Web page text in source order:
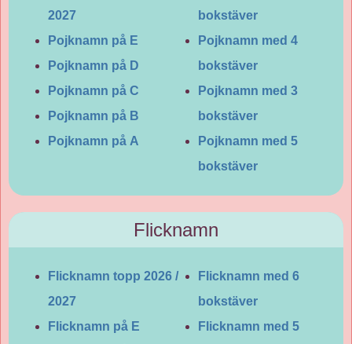
2027
Pojknamn på E
Pojknamn på D
Pojknamn på C
Pojknamn på B
Pojknamn på A
bokstäver
Pojknamn med 4
bokstäver
Pojknamn med 3
bokstäver
Pojknamn med 5
bokstäver
Flicknamn
Flicknamn topp 2026 /
2027
Flicknamn på E
Flicknamn med 6
bokstäver
Flicknamn med 5